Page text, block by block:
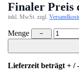
Finaler Preis
inkl. MwSt. zzgl.
Menge −
Lieferzeit beträgt + /